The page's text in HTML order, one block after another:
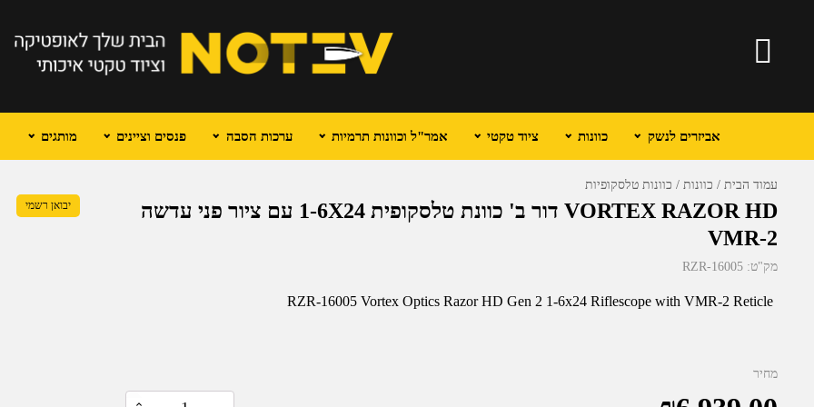
אביזרים לנשק כוונות ציוד טקטי אמר"ל וכוונות תרמיות ערכות הסבה פנסים וציינים מותגים
עמוד הבית כוונות כוונות טלסקופיות
VORTEX RAZOR HD דור ב' כוונת טלסקופית 1-6X24 עם ציור פני עדשה
VMR-2
מק"ט: RZR-16005
RZR-16005 Vortex Optics Razor HD Gen 2 1-6x24 Riflescope with VMR-2 Reticle
מחיר
יבואן רשמי